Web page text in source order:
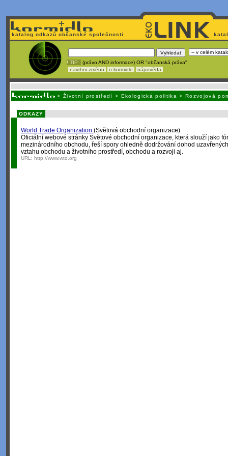
katalog odkazů občanské společnosti
! TIP : (právo AND informace) OR "občanská práva"
navrhni změnu
o kormidle nápověda
> Životní prostředí > Ekologická politika >Rozvojová
ODKAZY
World Trade Organization (Světová obchodní organizace)
Oficiální webové stránky Světové obchodní organizace, která slouží jako
mezinárodního obchodu, řeší spory ohledně dodržování dohod
vztahu obchodu a životního prostředí, obchodu a rozvoji aj.
URL: http://www.wto.org